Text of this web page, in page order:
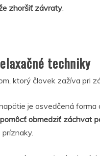
zhoršiť závraty.
techniky
ktorý človek zažíva pri
je osvedčená
obmedziť záchvat